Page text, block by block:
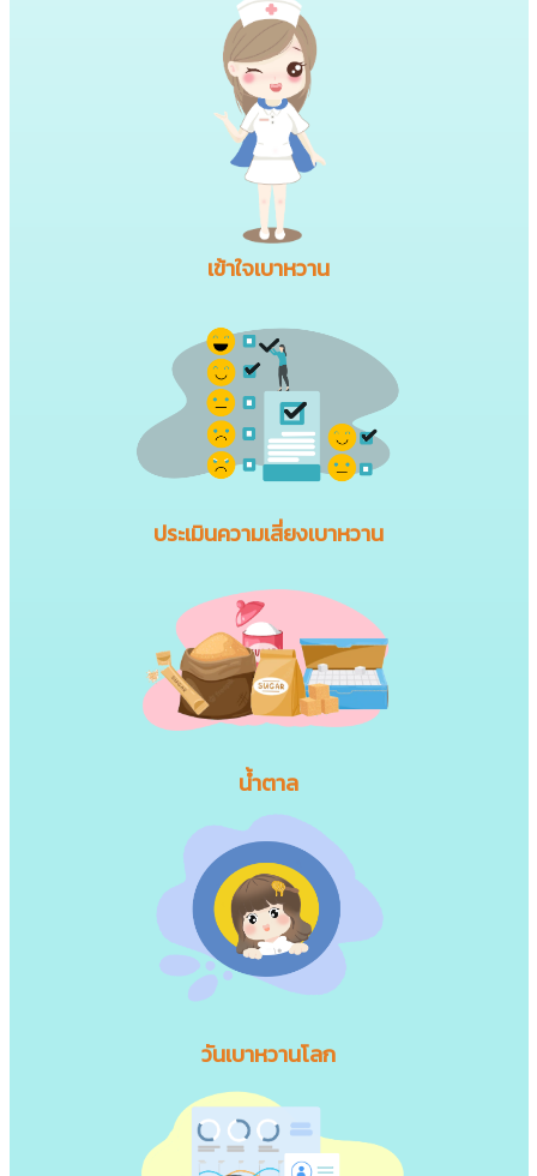
เข้าใจเบาหวาน
ประเมินความเสี่ยงเบาหวาน
น้ำตาล
วันเบาหวานโลก